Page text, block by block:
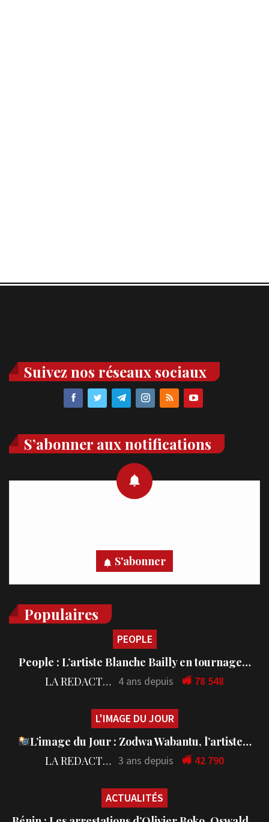
Suivez nos réseaux sociaux
S’abonner aux notifications
S'abonner
Populaires
PEOPLE
People : L’artiste Blanche Bailly en tournage…
LA REDACTION 4 ans depuis 78 548
L'IMAGE DU JOUR
L’image du Jour : Zodwa Wabantu, l’artiste…
LA REDACTION 3 ans depuis 42 790
ACTUALITÉS